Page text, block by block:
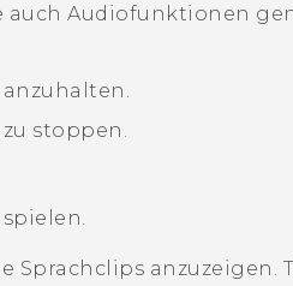
auch Audiofunktionen
stoppen.
Sprachclips anzuzeigen.